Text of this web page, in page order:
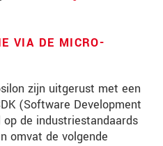
VIA DE MICRO-
zijn uitgerust met een
(Software Development
de industriestandaards
omvat de volgende